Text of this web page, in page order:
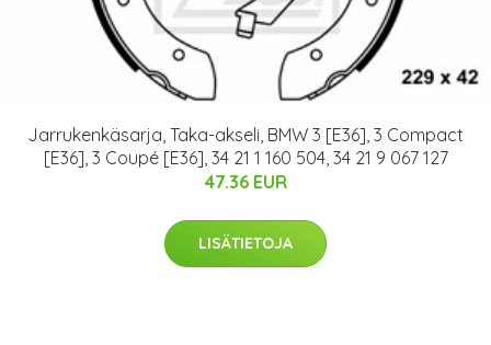
Jarrukenkäsarja, Taka-akseli, BMW 3 [E36], 3 Compact
[E36], 3 Coupé [E36], 34 21 1 160 504, 34 21 9 067 127
47.36 EUR
LISÄTIETOJA